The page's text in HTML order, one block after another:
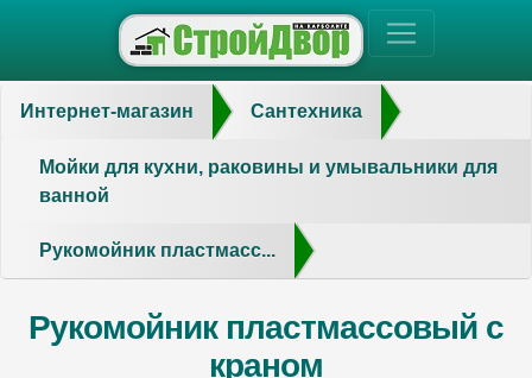
Интернет-магазин Сантехника
Мойки для кухни, раковины и умывальники для
ванной
Рукомойник пластмасс...
Рукомойник пластмассовый с
краном